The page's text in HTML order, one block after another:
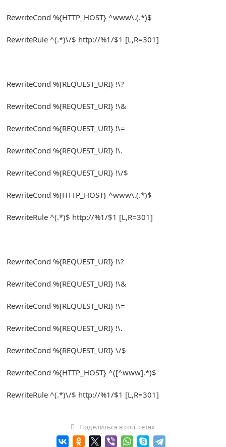
RewriteCond %{HTTP_HOST} ^www\.(.*)$
RewriteRule ^(.*)\/$ http://%1/$1 [L,R=301]
RewriteCond %{REQUEST_URI} !\?
RewriteCond %{REQUEST_URI} !\&
RewriteCond %{REQUEST_URI} !\=
RewriteCond %{REQUEST_URI} !\.
RewriteCond %{REQUEST_URI} !\/$
RewriteCond %{HTTP_HOST} ^www\.(.*)$
RewriteRule ^(.*)$ http://%1/$1 [L,R=301]
RewriteCond %{REQUEST_URI} !\?
RewriteCond %{REQUEST_URI} !\&
RewriteCond %{REQUEST_URI} !\=
RewriteCond %{REQUEST_URI} !\.
RewriteCond %{REQUEST_URI} \/$
RewriteCond %{HTTP_HOST} ^([^www].*)$
RewriteRule ^(.*)\/$ http://%1/$1 [L,R=301]
Поделиться в соц. сетях